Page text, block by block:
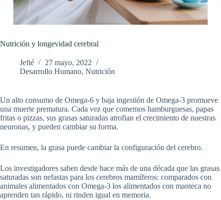
Nutrición y longevidad cerebral
Jefté
27 mayo, 2022
Desarrollo Humano, Nutrición
Un alto consumo de Omega-6 y baja ingestión de Omega-3 promueve
una muerte prematura. Cada vez que comemos hamburguesas, papas
fritas o pizzas, sus grasas saturadas atrofian el crecimiento de nuestras
neuronas, y pueden cambiar su forma.
En resumen, la grasa puede cambiar la configuración del cerebro.
Los investigadores saben desde hace más de una década que las grasas
saturadas son nefastas para los cerebros mamíferos: comparados con
animales alimentados con Omega-3 los alimentados con manteca no
aprenden tan rápido, ni rinden igual en memoria.